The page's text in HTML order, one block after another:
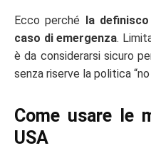
Ecco perché la
caso di emergenza.
è da considerarsi sicuro
senza riserve la politica “no
Come usare le
USA